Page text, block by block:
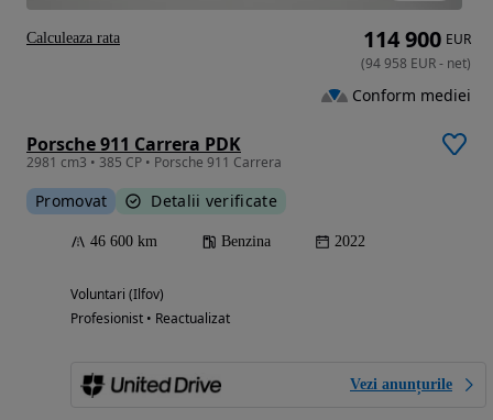
Porsche 911 Carrera PDK
2981 cm3 • 385 CP • Porsche 911 Carrera
Promovat Detalii verificate
46 600 km Benzina 2022
Voluntari (Ilfov)
Profesionist • Reactualizat
Vezi anunțurile
114 900 EUR
(94 958 EUR- net)
Conform mediei
Calculeaza rata